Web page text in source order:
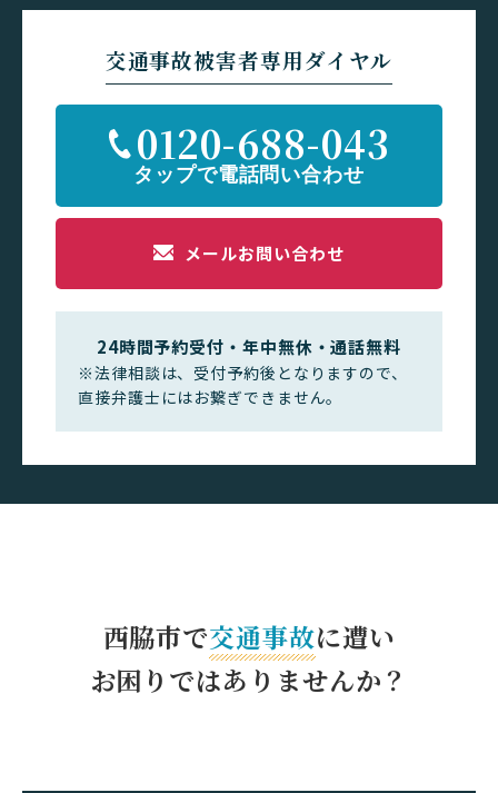
交通事故被害者専用ダイヤル
0120-688-043
メールお問い合わせ
24時間予約受付・年中無休・通話無料
※法律相談は、受付予約後となりますので、
直接弁護士にはお繋ぎできません。
西脇市で交通事故に遭い
お困りではありませんか？